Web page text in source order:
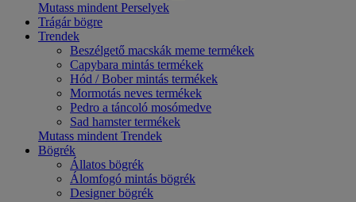
Mutass mindent Perselyek
Trágár bögre
Trendek
Beszélgető macskák meme termékek
Capybara mintás termékek
Hód / Bober mintás termékek
Mormotás neves termékek
Pedro a táncoló mosómedve
Sad hamster termékek
Mutass mindent Trendek
Bögrék
Állatos bögrék
Álomfogó mintás bögrék
Designer bögrék